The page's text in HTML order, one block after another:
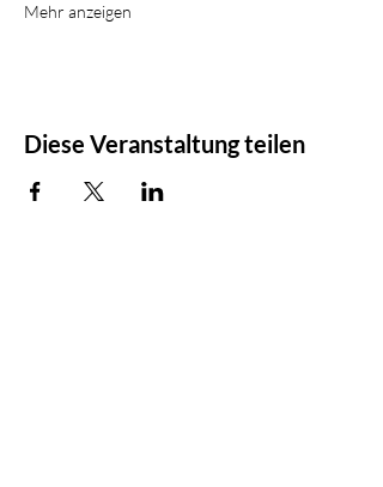
Mehr anzeigen
Diese Veranstaltung teilen